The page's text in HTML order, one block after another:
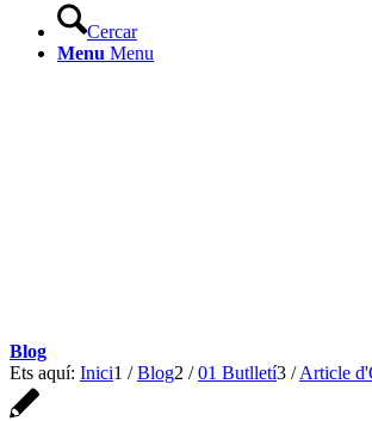
Cercar
Menu Menu
Blog
Ets aquí: Inici1 / Blog2 / 01 Butlletí3 / Article